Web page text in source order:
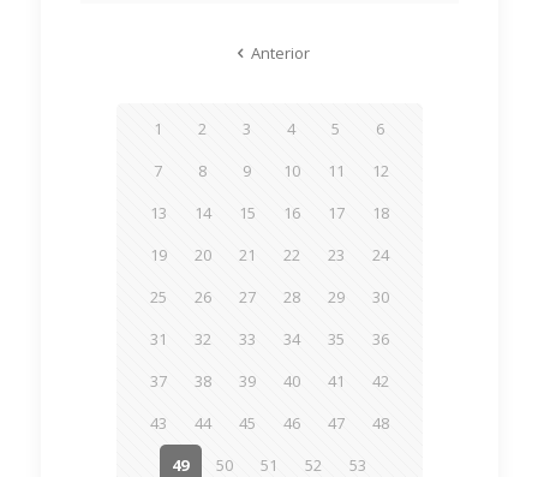
Anterior
1 2 3 4 5
6
7
8 9 10 11
12
13
14 15 16 17
18
19
20 21 22 23
24
25
26 27 28 29
30
31
32 33 34 35
36
37
38 39 40 41
42
43
44 45 46 47
48
49
50 51 52 53